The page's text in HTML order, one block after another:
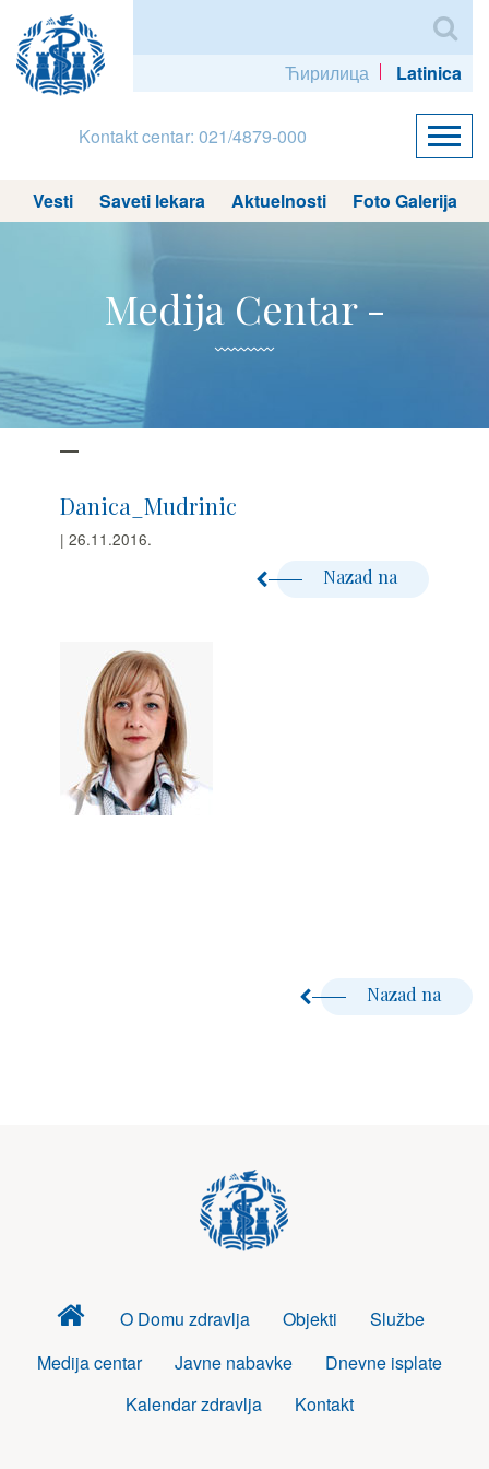
Ћирилица Latinica
Kontakt centar: 021/4879-000
Vesti Saveti lekara Aktuelnosti Foto Galerija
Medija Centar -
Danica_Mudrinic
| 26.11.2016.
Nazad na
Nazad na
Dom
zdravlja
O Domu zdravlja Objekti
Službe
Medija centar
Javne nabavke
Dnevne isplate
Kalendar zdravlja
Kontakt